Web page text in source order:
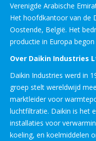
Verenigde Arabische
Het hoofdkantoor van de
Oostende, België. Het
productie in Europa begon
Over Daikin Industries
Daikin Industries werd in
groep stelt wereldwijd
marktleider voor
luchtfiltratie. Daikin is het
installaties voor
koeling, en koelmiddelen